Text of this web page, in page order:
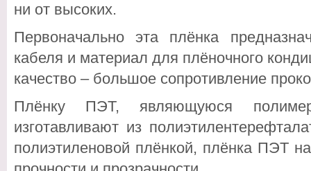
ни от высоких.
Первоначально эта плёнка
кабеля и материал для плёночного
качество – большое сопротивление
Плёнку ПЭТ, являющуюся
изготавливают из
полиэтиленовой плёнкой, плёнка ПЭТ